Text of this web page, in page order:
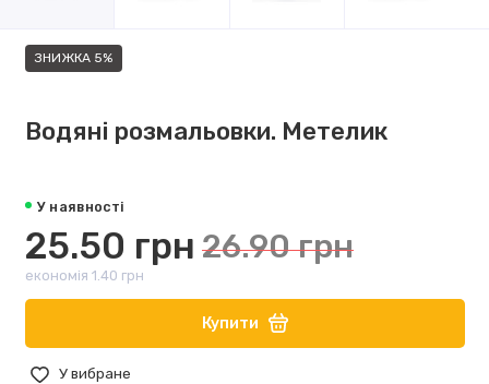
ЗНИЖКА 5%
Водяні розмальовки. Метелик
У наявності
25.50 грн 26.90 грн
економія 1.40 грн
Купити
У вибране